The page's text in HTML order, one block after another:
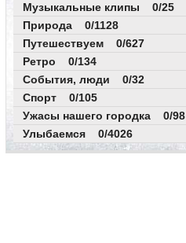
Музыкальные клипы 0/25
Природа 0/1128
Путешествуем 0/627
Ретро 0/134
События, люди 0/32
Спорт 0/105
Ужасы нашего городка 0/98
Улыбаемся 0/4026